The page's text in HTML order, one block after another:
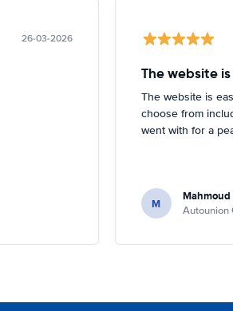
26-03-2026
The website
The website is
choose from
went with for a
M Mahmoud
Autounion